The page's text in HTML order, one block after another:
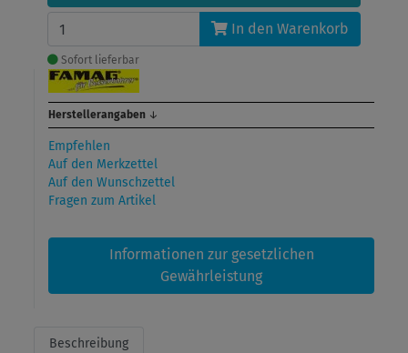
In den Warenkorb
Sofort lieferbar
Herstellerangaben ↓
Empfehlen
Auf den Merkzettel
Auf den Wunschzettel
Fragen zum Artikel
Informationen zur gesetzlichen
Gewährleistung
Beschreibung